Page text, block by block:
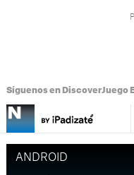
Síguenos en DiscoverJuego
ANDROID